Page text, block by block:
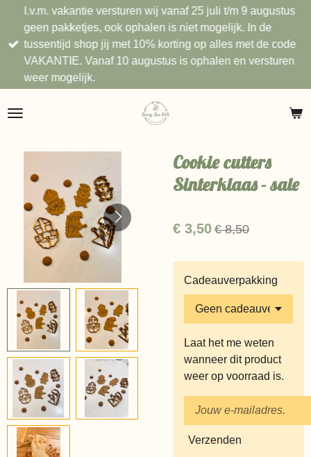
direct
naar
hoofdinhoud
I.v.m. vakantie versturen wij vanaf 25 juli t/m 9 augustus
geen pakketjes, ook ophalen is niet mogelijk. In de
tussentijd shop jij met 10% korting op alles met de code
VAKANTIE. Vanaf 10 augustus is ophalen en versturen
weer mogelijk.
Cookie cutters
Sinterklaas - sale
€ 3,50 € 8,50
Cadeauverpakking
Laat het me weten
wanneer dit product
weer op voorraad is.
Verzenden